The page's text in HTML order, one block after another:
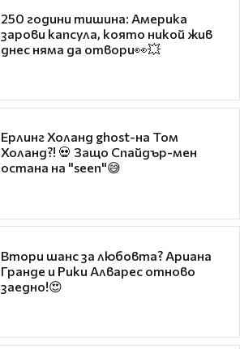
250 години тишина: Америка
зарови капсула, която никой жив
днес няма да отвори👀💥
Ерлинг Холанд ghost-на Том
Холанд?! 💀 Защо Спайдър-мен
остана на "seen"😅
Втори шанс за любовта? Ариана
Гранде и Рики Алварес отново
заедно!😍